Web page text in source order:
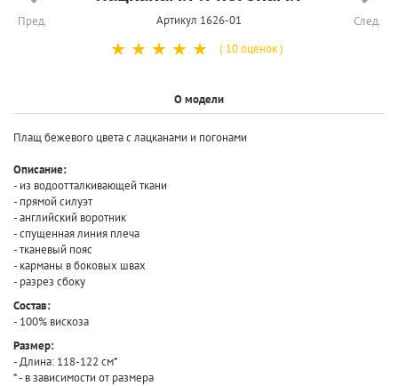
Пред. Артикул 1626-01 След.
☆
☆
☆
☆
☆ ( 10 оценок )
О модели
Плащ бежевого цвета с лацканами и погонами
Описание:
- из водоотталкивающей ткани
- прямой силуэт
- английский воротник
- спущенная линия плеча
- тканевый пояс
- карманы в боковых швах
- разрез сбоку
Состав:
- 100% вискоза
Размер:
- Длина: 118-122 см*
* - в зависимости от размера